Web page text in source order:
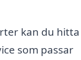
kan du hitta
som passar